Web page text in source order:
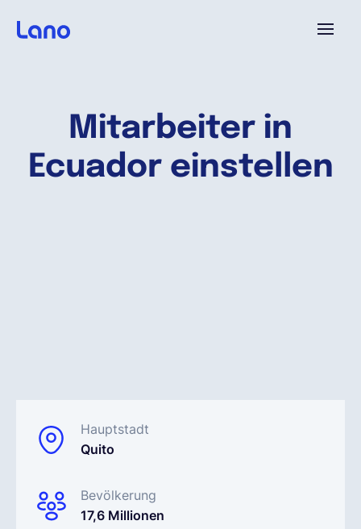
Mitarbeiter in
Ecuador einstellen
Hauptstadt
Quito
Bevölkerung
17,6 Millionen
Warum Lano?
EOR & Payroll